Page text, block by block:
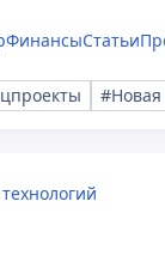
ФинансыСтатьи
#Новая